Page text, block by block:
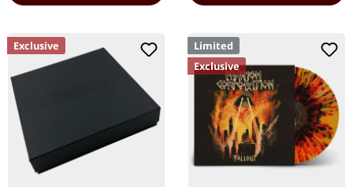
Exclusive
Limited
Exclusive